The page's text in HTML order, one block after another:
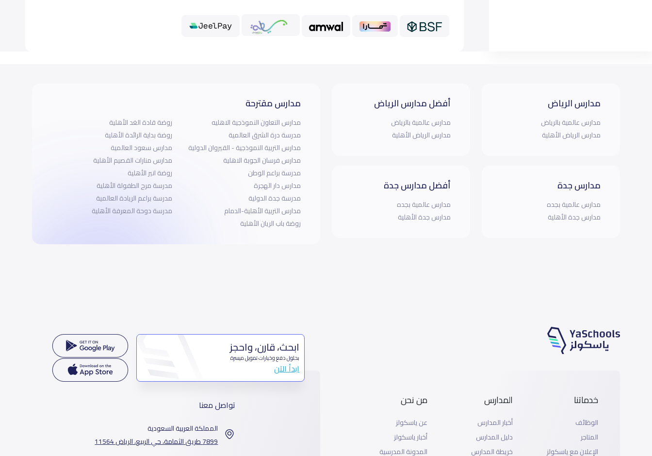
مدارس الرياض
مدارس عالمية بالرياض
مدارس الرياض الأهلية
مدارس جدة
مدارس عالمية بجده
مدارس جدة الأهلية
أفضل مدارس الرياض
مدارس عالمية بالرياض
مدارس الرياض الأهلية
أفضل مدارس جدة
مدارس عالمية بجده
مدارس جدة الأهلية
مدارس مقترحة
مدارس التعاون النموذجية الاهليه
مدرسة درة الشرق العالمية
مدارس التربية النموذجية - القيروان الدولية
مدارس فرسان الجوبة الاهلية
مدرسة براعم الوطن
مدارس دار الهجرة
مدرسة جدة الدولية
مدارس التربية الأهلية-الدمام
روضة باب الريان الأهلية
روضة قادة الغد الأهلية
روضة بداية الرائدة الأهلية
مدارس سعود العالمية
مدارس منارات القصيم الأهلية
روضة انير الأهلية
مدرسة مرح الطفولة الأهلية
مدرسة براعم الريادة العالمية
مدرسة دوحة المعرفة الأهلية
خدماتنا
الوظائف
المتاجر
الإعلان مع ياسكولز
المدارس
أخبار المدارس
دليل المدارس
خريطة المدارس
من نحن
عن ياسكولز
أخبار ياسكولز
المدونة المدرسية
ابحث، قارن، واحجز
بحلول دفع وخيارات تمويل ميسرة
ابدأ الآن
تواصل معنا
المملكة العربية السعودية
7899 طريق الثمامة، حي الربيع، الرياض 11564